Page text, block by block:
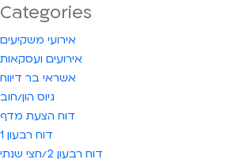
Categories
אירועי משקיעים
אירועים ועסקאות
אשראי בר דיווח
גיוס הון/חוב
דוח הצעת מדף
דוח רבעון 1
דוח רבעון 2/חצי שנתי